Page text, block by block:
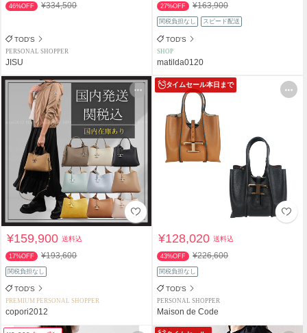
46%OFF ¥334,500
TOD'S
PERSONAL SHOPPER
JISU
27%OFF ¥163,900
関税負担なし スピード配送
TOD'S
SHOP
matilda0120
¥159,900送料込
17%OFF ¥193,600
関税負担なし
TOD'S
PREMIUM PERSONAL SHOPPER
copori2012
タイムセール本日まで
¥128,020送料込
43%OFF ¥226,600
関税負担なし
TOD'S
PERSONAL SHOPPER
Maison de Code